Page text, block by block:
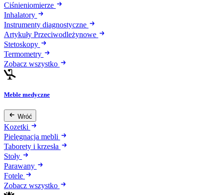
Ciśnieniomierze
Inhalatory
Instrumenty diagnostyczne
Artykuły Przeciwodleżynowe
Stetoskopy
Termometry
Zobacz wszystko
Meble medyczne
Wróć
Kozetki
Pielęgnacja mebli
Taborety i krzesła
Stoły
Parawany
Fotele
Zobacz wszystko